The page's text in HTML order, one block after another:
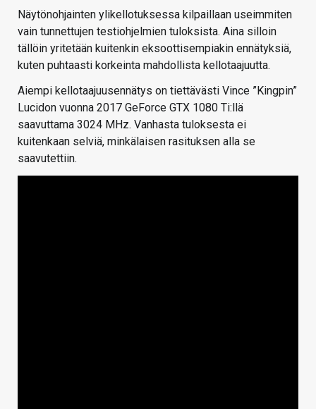
Näytönohjainten ylikellotuksessa kilpaillaan useimmiten
vain tunnettujen testiohjelmien tuloksista. Aina silloin
tällöin yritetään kuitenkin eksoottisempiakin ennätyksiä,
kuten puhtaasti korkeinta mahdollista kellotaajuutta.
Aiempi kellotaajuusennätys on tiettävästi Vince ”Kingpin”
Lucidon vuonna 2017 GeForce GTX 1080 Ti:llä
saavuttama 3024 MHz. Vanhasta tuloksesta ei
kuitenkaan selviä, minkälaisen rasituksen alla se
saavutettiin.